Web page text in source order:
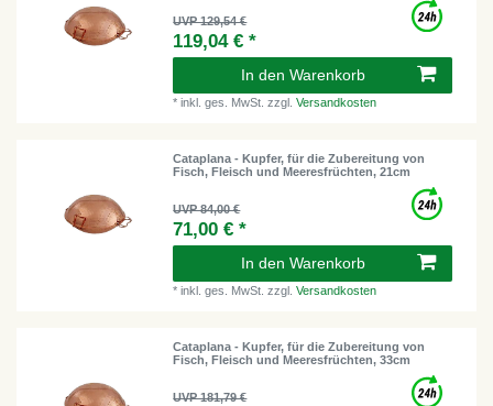
UVP 129,54 €
119,04 € *
In den Warenkorb
*inkl. ges. MwSt. zzgl.Versandkosten
Cataplana - Kupfer, für die Zubereitung von
Fisch, Fleisch und Meeresfrüchten, 21cm
UVP 84,00 €
71,00 € *
In den Warenkorb
*inkl. ges. MwSt. zzgl.Versandkosten
Cataplana - Kupfer, für die Zubereitung von
Fisch, Fleisch und Meeresfrüchten, 33cm
UVP 181,79 €